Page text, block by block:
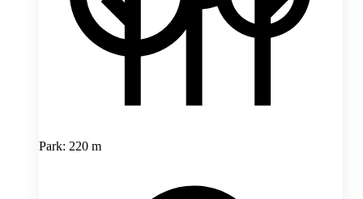
Park: 220 m